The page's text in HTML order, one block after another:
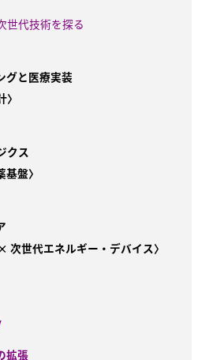
代技術を探る
グと医療実装
クス
盤〉
世代エネルギー・デバイス〉
拡張